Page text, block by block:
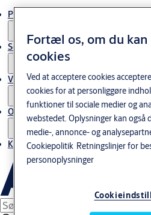
Produkter og løsninger
Service
Viden og cases
Om os
Kontakt os
Fortæl os, om du
cookies
Ved at acceptere cookies
cookies for at personliggøre
funktioner til sociale medier og
webstedet. Oplysninger kan også
medie-, annonce- og
Cookiepolitik Retningslinjer for
personoplysninger